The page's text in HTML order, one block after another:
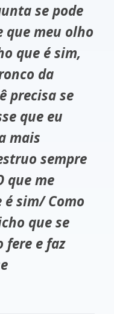
se pode
que meu olho
que é sim,
da
precisa se
que eu
mais
sempre
que me
sim/ Como
que se
fere e faz